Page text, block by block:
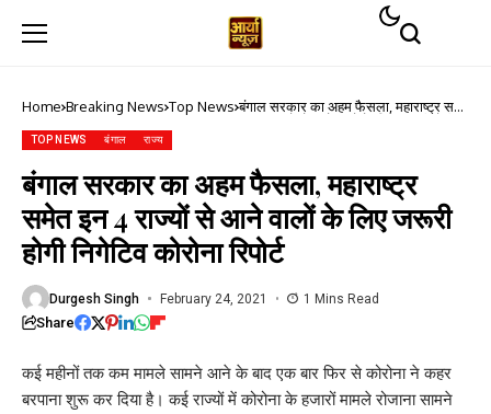
Home Breaking News Top News बंगाल सरकार का अहम फैसला, महाराष्ट्र समेत
TOP NEWS बंगाल राज्य
बंगाल सरकार का अहम फैसला, महाराष्ट्र
समेत इन 4 राज्यों से आने वालों के लिए जरूरी
होगी निगेटिव कोरोना रिपोर्ट
Durgesh Singh February 24, 2021 1 Mins Read
Share
कई महीनों तक कम मामले सामने आने के बाद एक बार फिर से कोरोना ने कहर
बरपाना शुरू कर दिया है। कई राज्यों में कोरोना के हजारों मामले रोजाना सामने